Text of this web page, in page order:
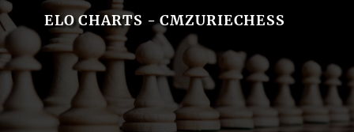
ELO CHARTS - CMZURIECHESS